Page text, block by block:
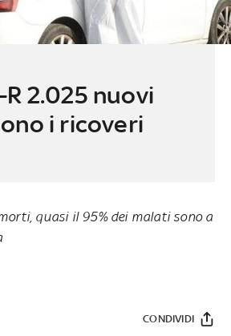
R 2.025 nuovi
i ricoveri
quasi il 95% dei malati sono a
CONDIVIDI